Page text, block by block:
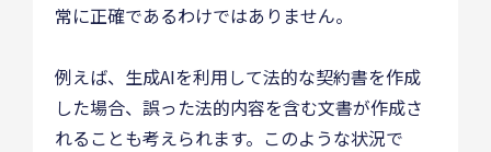
常に正確であるわけではありません。
例えば、生成AIを利用して法的な契約書を作成
した場合、誤った法的内容を含む文書が作成さ
れることも考えられます。このような状況で